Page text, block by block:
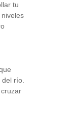
tu
río.